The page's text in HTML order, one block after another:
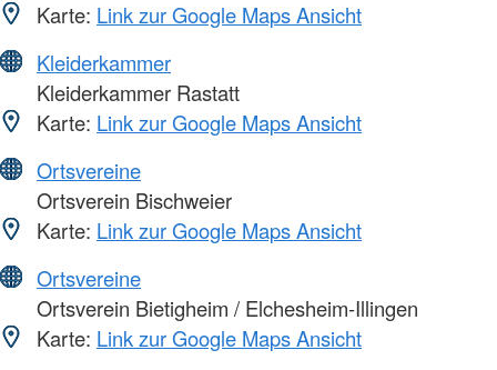
Karte: Link zur Google Maps Ansicht
Kleiderkammer
Kleiderkammer Rastatt
Karte: Link zur Google Maps Ansicht
Ortsvereine
Ortsverein Bischweier
Karte: Link zur Google Maps Ansicht
Ortsvereine
Ortsverein Bietigheim / Elchesheim-Illingen
Karte: Link zur Google Maps Ansicht